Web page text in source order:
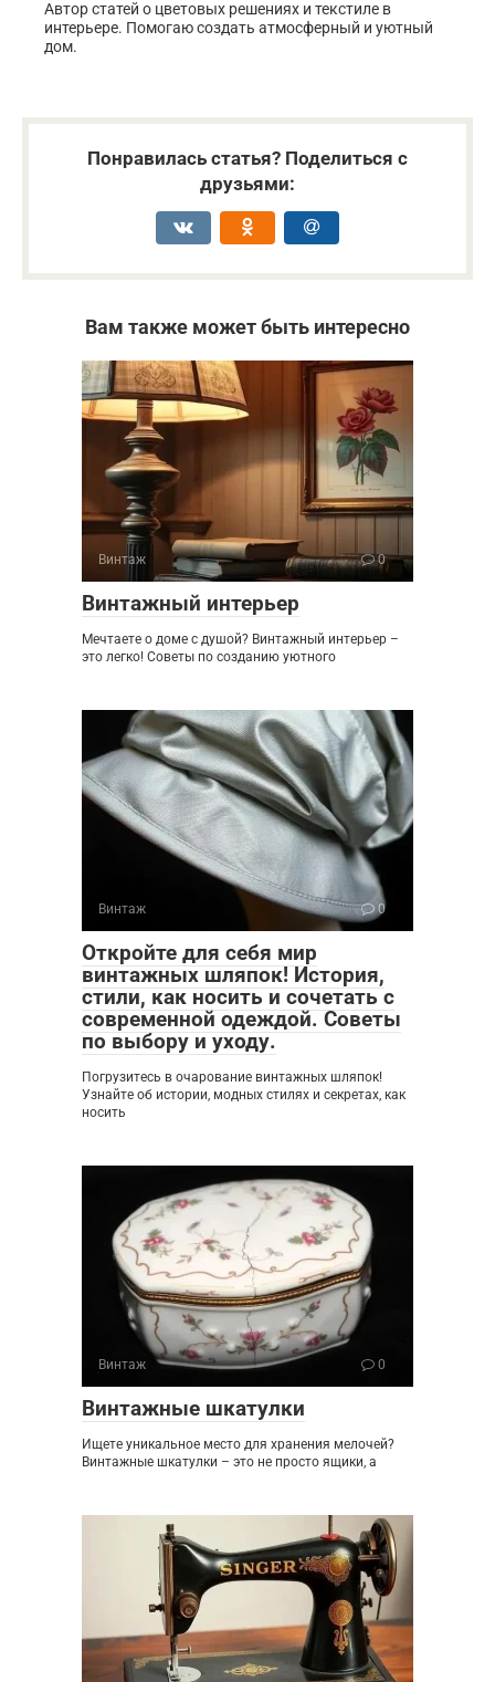
Автор статей о цветовых решениях и текстиле в
интерьере. Помогаю создать атмосферный и уютный
дом.
Понравилась статья? Поделиться с
друзьями:
Вам также может быть интересно
Винтаж 0
Винтажный интерьер
Мечтаете о доме с душой? Винтажный интерьер –
это легко! Советы по созданию уютного
Винтаж 0
Откройте для себя мир
винтажных шляпок! История,
стили, как носить и сочетать с
современной одеждой. Советы
по выбору и уходу.
Погрузитесь в очарование винтажных шляпок!
Узнайте об истории, модных стилях и секретах, как
носить
Винтаж 0
Винтажные шкатулки
Ищете уникальное место для хранения мелочей?
Винтажные шкатулки – это не просто ящики, а